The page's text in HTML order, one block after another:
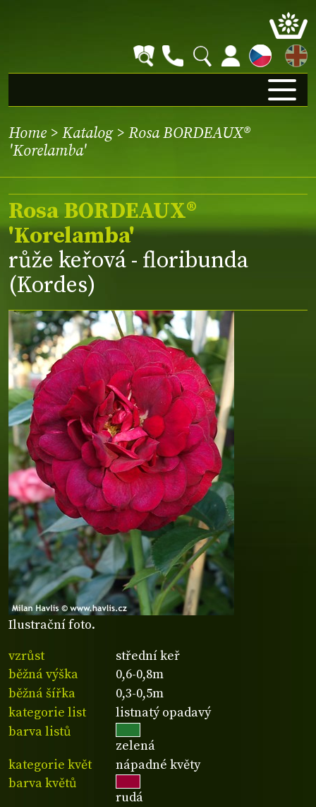
EN
Home > Katalog> Rosa BORDEAUX®
'Korelamba'
Ilustrační foto.
Rosa BORDEAUX®
'Korelamba'
růže keřová - floribunda
(Kordes)
vzrůst
střední keř
běžná výška
0,6-0,8m
běžná šířka
0,3-0,5m
kategorie list
listnatý opadavý
barva listů
zelená
kategorie květ
nápadné květy
barva květů
rudá